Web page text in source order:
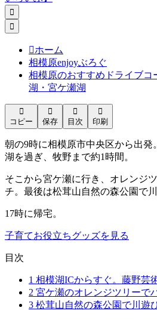


ホーム
相模原enjoyぶろぐ
相模原のおすすめドライブコ
湖・宮ケ瀬湖

コピー

保存

目次

印刷
朝の9時に相模原市中央区から出発
湖を過ぎ、牧野まで約1時間。
そこから宮ケ瀬に行き、オレンジ
チ。最後は松茸山自然の森公園で川
17時に帰宅。
子育てお役立ちグッズを見る
目次
1 相模湖ICからすぐ。藤野芸
2 宮ケ瀬のオレンジツリーで
3 松茸山自然の森公園で川遊び